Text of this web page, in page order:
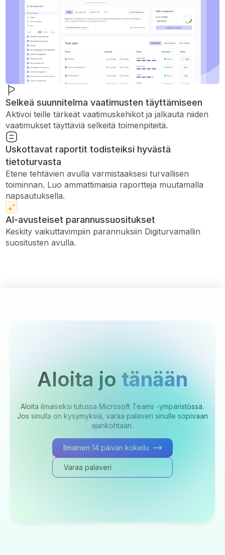
Selkeä suunnitelma vaatimusten täyttämiseen
Aktivoi teille tärkeät vaatimuskehikot ja jalkauta niiden
vaatimukset täyttäviä selkeitä toimenpiteitä.
Uskottavat raportit todisteiksi hyvästä
tietoturvasta
Etene tehtävien avulla varmistaaksesi turvallisen
toiminnan. Luo ammattimaisia ​​raportteja muutamalla
napsautuksella.
AI-avusteiset parannussuositukset
Keskity vaikuttavimpiin parannuksiin Digiturvamallin
suositusten avulla.
Aloita jo tänään
Aloita ilmaiseksi tutussa Microsoft Teams -ympäristössä.
Jos sinulla on kysymyksiä, varaa palaveri sinulle sopivaan
ajankohtaan.
Ilmainen 14 päivän kokeilu
Varaa palaveri